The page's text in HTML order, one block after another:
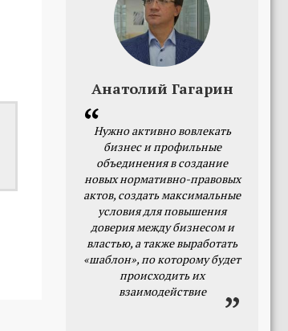
Анатолий Гагарин
Нужно активно вовлекать
бизнес и профильные
объединения в создание
новых нормативно-правовых
актов, создать максимальные
условия для повышения
доверия между бизнесом и
властью, а также выработать
«шаблон», по которому будет
происходить их
взаимодействие